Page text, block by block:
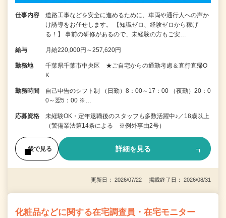
仕事内容
道路工事などを安全に進めるために、車両や通行人への声か
け誘導をお任せします。 【知識ゼロ、経験ゼロから稼げ
る！】 事前の研修があるので、未経験の方もご安…
給与 月給220,000円～257,620円
勤務地
千葉県千葉市中央区 ★ご自宅からの通勤考慮＆直行直帰O
K
勤務時間
自己申告のシフト制 （日勤）8：00～17：00 （夜勤）20：0
0～翌5：00 ※…
応募資格
未経験OK・定年退職後のスタッフも多数活躍中♪／18歳以上
（警備業法第14条による ※例外事由2号）
後で見る 詳細を見る
更新日： 2026/07/22 掲載終了日： 2026/08/31
化粧品などに関する在宅調査員・在宅モニター